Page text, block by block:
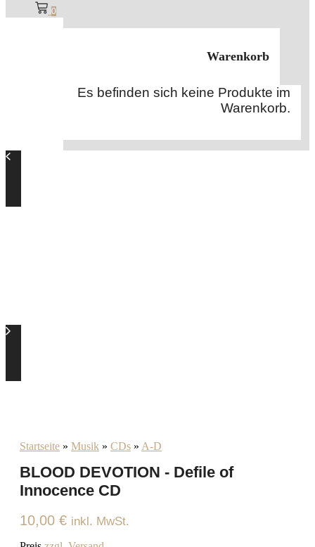
0
Warenkorb
Es befinden sich keine Produkte im
Warenkorb.
Startseite » Musik » CDs » A-D
BLOOD DEVOTION - Defile of
Innocence CD
10,00 € inkl. MwSt.